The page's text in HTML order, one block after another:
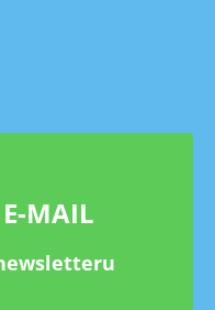
MAIL